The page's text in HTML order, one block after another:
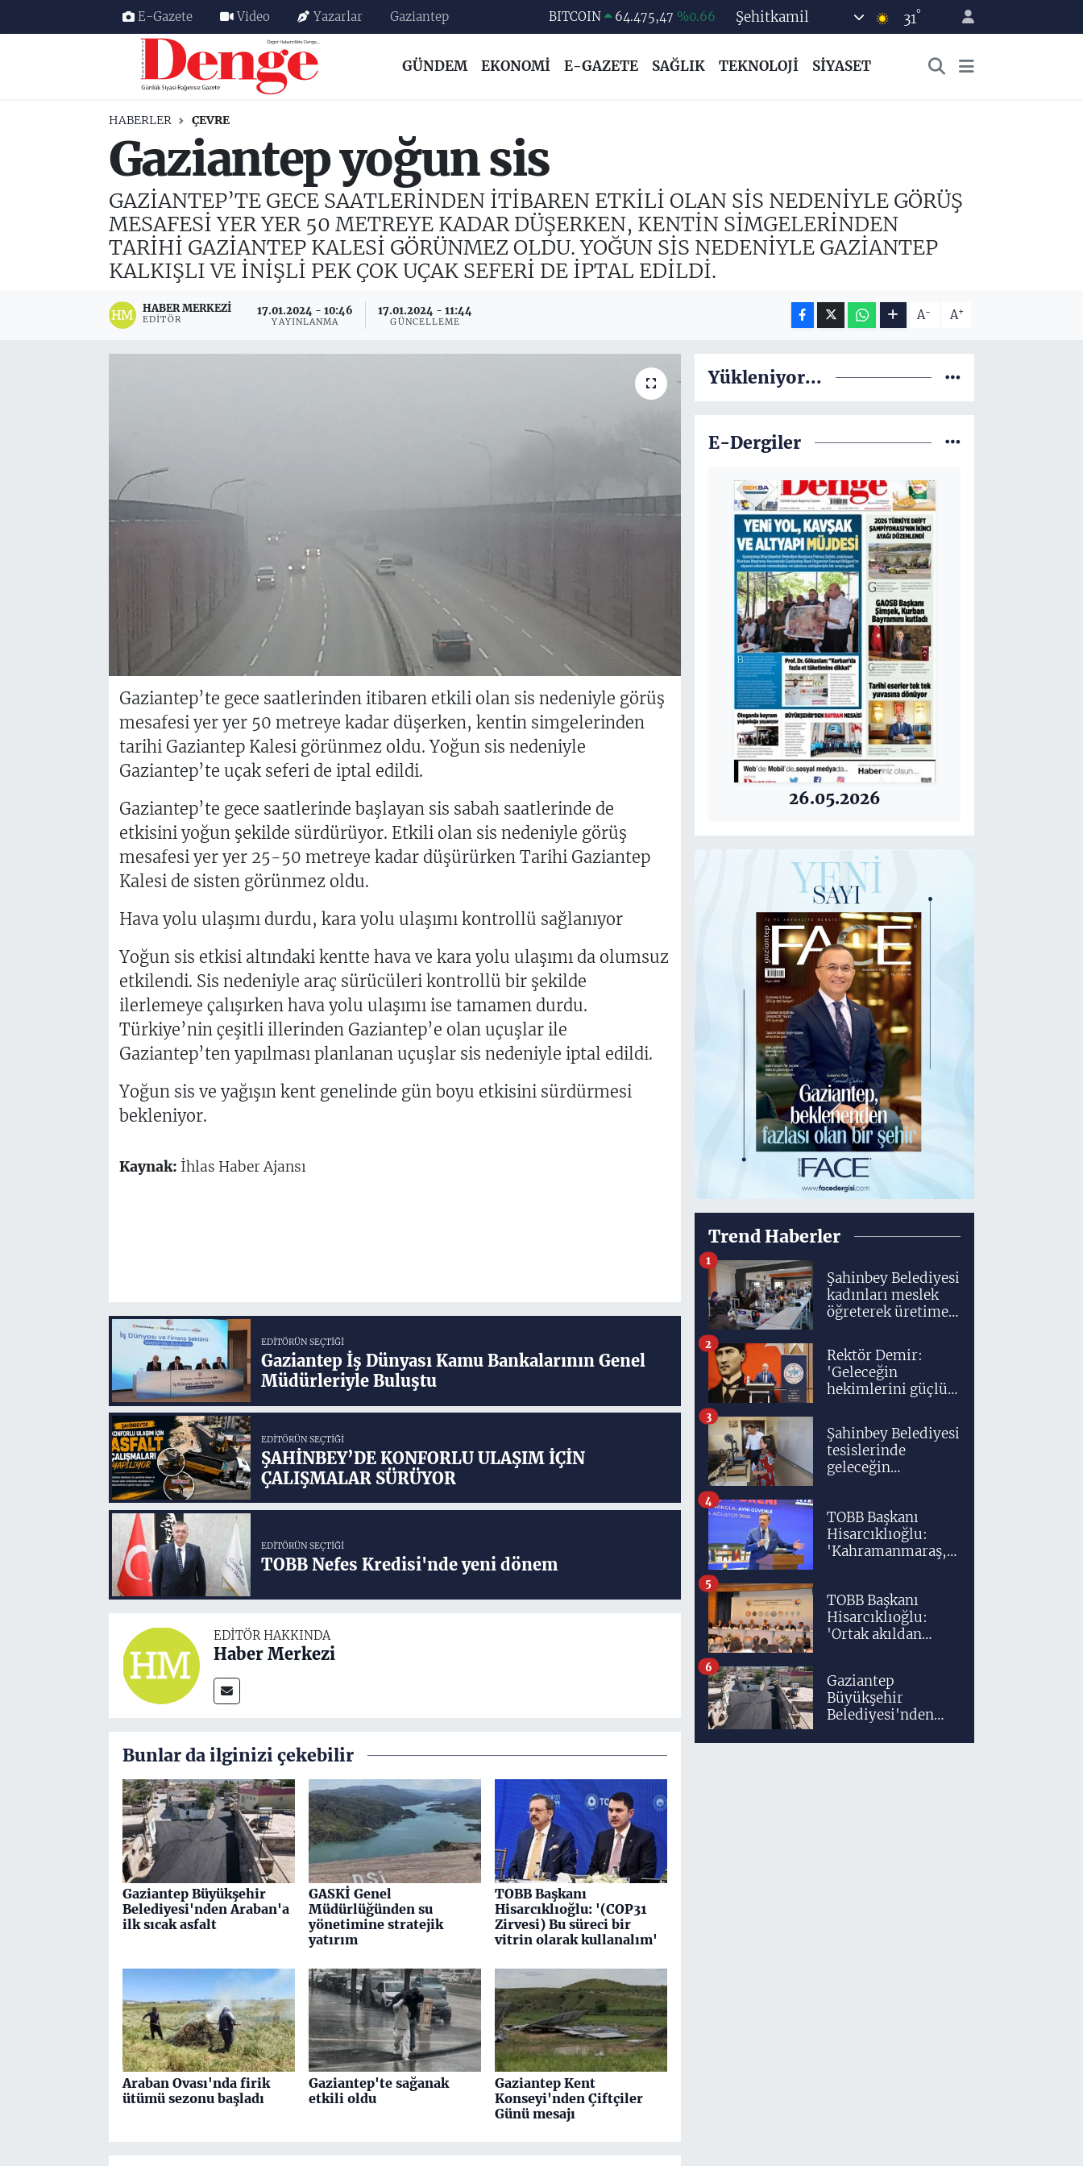
E-Gazete Video Yazarlar Gaziantep DOLAR 47,5986 %0.06
STERLİN
64,2438 %0.21
BITCOIN
Şehitkamil 31°
GÜNDEM EKONOMİ E-GAZETE SAĞLIK TEKNOLOJİ SİYASET
HABERLER ÇEVRE
Gaziantep yoğun sis
GAZİANTEP’TE GECE SAATLERİNDEN İTİBAREN ETKİLİ OLAN SİS NEDENİYLE GÖRÜŞ
MESAFESİ YER YER 50 METREYE KADAR DÜŞERKEN, KENTİN SİMGELERİNDEN
TARİHİ GAZİANTEP KALESİ GÖRÜNMEZ OLDU. YOĞUN SİS NEDENİYLE GAZİANTEP
KALKIŞLI VE İNİŞLİ PEK ÇOK UÇAK SEFERİ DE İPTAL EDİLDİ.
HABER MERKEZI
EDITÖR
17.01.2024 - 10:46
YAYINLANMA
17.01.2024 - 11:44
GÜNCELLEME A- A+
Gaziantep’te gece saatlerinden itibaren etkili olan sis nedeniyle görüş
mesafesi yer yer 50 metreye kadar düşerken, kentin simgelerinden
tarihi Gaziantep Kalesi görünmez oldu. Yoğun sis nedeniyle
Gaziantep’te uçak seferi de iptal edildi.
Gaziantep’te gece saatlerinde başlayan sis sabah saatlerinde de
etkisini yoğun şekilde sürdürüyor. Etkili olan sis nedeniyle görüş
mesafesi yer yer 25-50 metreye kadar düşürürken Tarihi Gaziantep
Kalesi de sisten görünmez oldu.
Hava yolu ulaşımı durdu, kara yolu ulaşımı kontrollü sağlanıyor
Yoğun sis etkisi altındaki kentte hava ve kara yolu ulaşımı da olumsuz
etkilendi. Sis nedeniyle araç sürücüleri kontrollü bir şekilde
ilerlemeye çalışırken hava yolu ulaşımı ise tamamen durdu.
Türkiye’nin çeşitli illerinden Gaziantep’e olan uçuşlar ile
Gaziantep’ten yapılması planlanan uçuşlar sis nedeniyle iptal edildi.
Yoğun sis ve yağışın kent genelinde gün boyu etkisini sürdürmesi
bekleniyor.
Kaynak: İhlas Haber Ajansı
EDITÖRÜN SEÇTIĞI
Gaziantep İş Dünyası Kamu Bankalarının Genel
Müdürleriyle Buluştu
EDITÖRÜN SEÇTIĞI
ŞAHİNBEY’DE KONFORLU ULAŞIM İÇİN
ÇALIŞMALAR SÜRÜYOR
EDITÖRÜN SEÇTIĞI
TOBB Nefes Kredisi'nde yeni dönem
EDITÖR HAKKINDA
Haber Merkezi
Bunlar da ilginizi çekebilir
Gaziantep Büyükşehir
Belediyesi'nden Araban'a
ilk sıcak asfalt
GASKİ Genel
Müdürlüğünden su
yönetimine stratejik
yatırım
TOBB Başkanı
Hisarcıklıoğlu: '(COP31
Zirvesi) Bu süreci bir
vitrin olarak kullanalım'
Araban Ovası'nda firik
ütümü sezonu başladı
Gaziantep'te sağanak
etkili oldu
Gaziantep Kent
Konseyi'nden Çiftçiler
Günü mesajı
Yükleniyor...
E-Dergiler
26.05.2026
Trend Haberler
Şahinbey Belediyesi
kadınları meslek
öğreterek üretime
1
Rektör Demir:
'Geleceğin
hekimlerini güçlü
klinik altyapıyla
yetiştiriyoruz'
2
Şahinbey Belediyesi
tesislerinde
geleceğin
yetişiyor
3
TOBB Başkanı
Hisarcıklıoğlu:
'Kahramanmaraş,
ekonomisinin
lokomotif
şehirlerinden
4
TOBB Başkanı
Hisarcıklıoğlu:
'Ortak akıldan
ileriye taşıyacağız'
5
Gaziantep
Büyükşehir
Belediyesi'nden
asfalt
6
Nöbetçi Eczaneler
Trafik Durumu
Süper Lig Puan Durumu ve Fikstür
Tüm Manşetler
Son Dakika Haberleri
Haber Arşivi